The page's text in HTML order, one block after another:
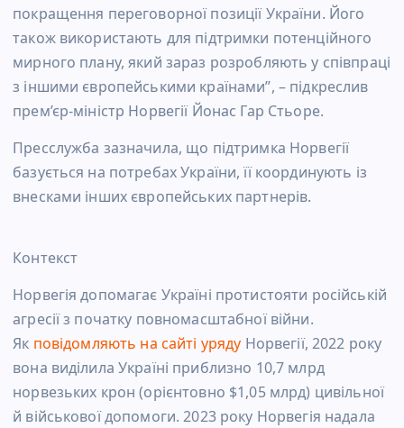
покращення переговорної позиції України. Його
також використають для підтримки потенційного
мирного плану, який зараз розробляють у співпраці
з іншими європейськими країнами”, – підкреслив
прем’єр-міністр Норвегії Йонас Гар Стьоре.
Пресслужба зазначила, що підтримка Норвегії
базується на потребах України, її координують із
внесками інших європейських партнерів.
Контекст
Норвегія допомагає Україні протистояти російській
агресії з початку повномасштабної війни.
Як повідомляють на сайті уряду Норвегії, 2022 року
вона виділила Україні приблизно 10,7 млрд
норвезьких крон (орієнтовно $1,05 млрд) цивільної
й військової допомоги. 2023 року Норвегія надала